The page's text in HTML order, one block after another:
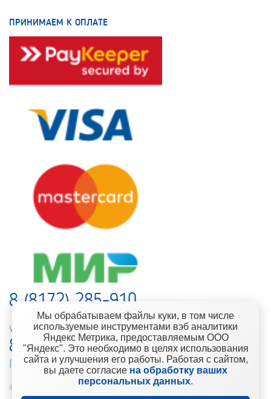
ПРИНИМАЕМ К ОПЛАТЕ
8 (8172) 285-910
web-support@kontinent.ru
8 900 501-25-53
Горячая линия интернет-магазина
© 2010-2021 Компания «Континент» Сеть магазинов строительно-
Мы обрабатываем файлы куки, в том числе
используемые инструментами вэб аналитики
Яндекс Метрика, предоставляемым ООО
"Яндекс". Это необходимо в целях использования
сайта и улучшения его работы. Работая с сайтом,
вы даете согласие на обработку ваших
персональных данных.